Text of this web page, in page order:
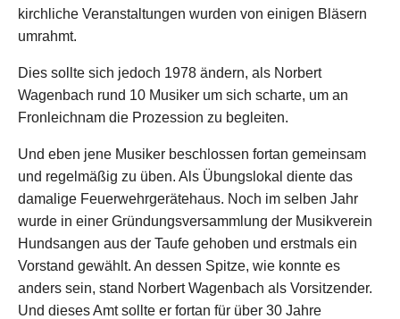
kirchliche Veranstaltungen wurden von einigen Bläsern
umrahmt.
Dies sollte sich jedoch 1978 ändern, als Norbert
Wagenbach rund 10 Musiker um sich scharte, um an
Fronleichnam die Prozession zu begleiten.
Und eben jene Musiker beschlossen fortan gemeinsam
und regelmäßig zu üben. Als Übungslokal diente das
damalige Feuerwehrgerätehaus. Noch im selben Jahr
wurde in einer Gründungsversammlung der Musikverein
Hundsangen aus der Taufe gehoben und erstmals ein
Vorstand gewählt. An dessen Spitze, wie konnte es
anders sein, stand Norbert Wagenbach als Vorsitzender.
Und dieses Amt sollte er fortan für über 30 Jahre